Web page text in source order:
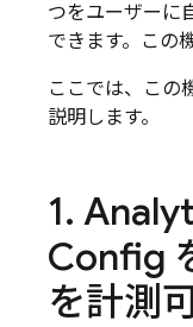
つをユーザーに
できます。この
ここでは、この
説明します。
1.
Config
を計測